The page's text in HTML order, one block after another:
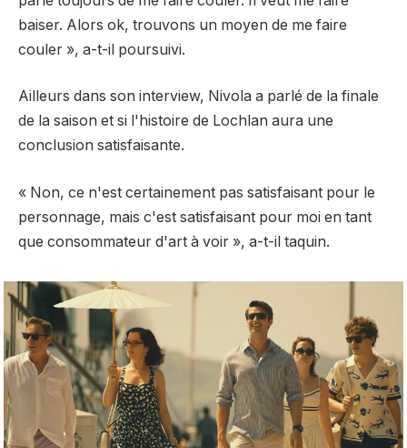
baiser. Alors ok, trouvons un moyen de me faire
couler », a-t-il poursuivi.
Ailleurs dans son interview, Nivola a parlé de la finale
de la saison et si l'histoire de Lochlan aura une
conclusion satisfaisante.
« Non, ce n'est certainement pas satisfaisant pour le
personnage, mais c'est satisfaisant pour moi en tant
que consommateur d'art à voir », a-t-il taquin.